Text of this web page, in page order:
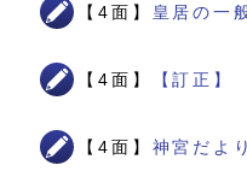
【4面】 皇居の一
【4面】 【訂正】
【4面】 神宮だより